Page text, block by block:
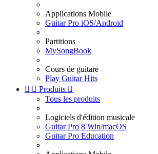
Applications Mobile
Guitar Pro iOS/Android
Partitions
MySongBook
Cours de guitare
Play Guitar Hits
  Produits 
Tous les produits
Logiciels d'édition musicale
Guitar Pro 8 Win/macOS
Guitar Pro Education